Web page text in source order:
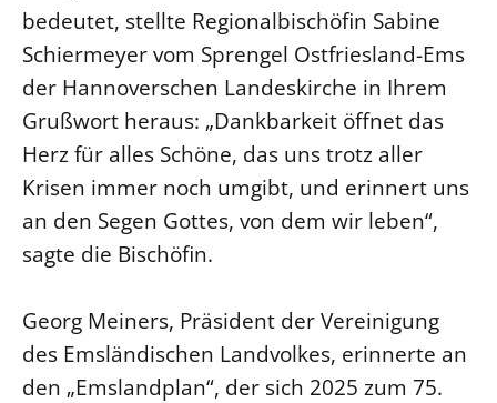
bedeutet, stellte Regionalbischöfin Sabine
Schiermeyer vom Sprengel Ostfriesland-Ems
der Hannoverschen Landeskirche in Ihrem
Grußwort heraus: „Dankbarkeit öffnet das
Herz für alles Schöne, das uns trotz aller
Krisen immer noch umgibt, und erinnert uns
an den Segen Gottes, von dem wir leben“,
sagte die Bischöfin.
Georg Meiners, Präsident der Vereinigung
des Emsländischen Landvolkes, erinnerte an
den „Emslandplan“, der sich 2025 zum 75.
Kunstreferat
NKVK
Öffentlichkeitsarbeit
Personalausschuss
Projektmanagement
Recht
Terminstundenplaner